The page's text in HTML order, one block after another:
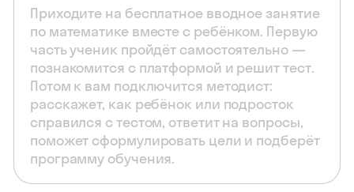
Приходите на бесплатное вводное занятие
по математике вместе с ребёнком. Первую
часть ученик пройдёт самостоятельно —
познакомится с платформой и решит тест.
Потом к вам подключится методист:
расскажет, как ребёнок или подросток
справился с тестом, ответит на вопросы,
поможет сформулировать цели и подберёт
программу обучения.